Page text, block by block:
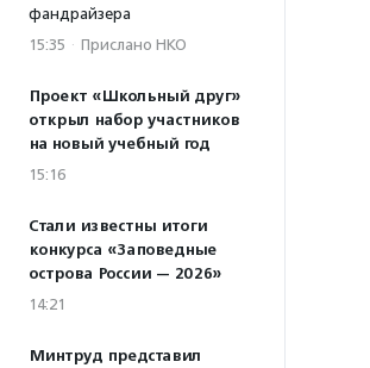
фандрайзера
15:35 · Прислано НКО
Проект «Школьный друг»
открыл набор участников
на новый учебный год
15:16
Стали известны итоги
конкурса «Заповедные
острова России — 2026»
14:21
Минтруд представил